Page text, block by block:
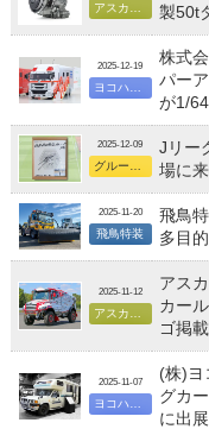
製50t
2025-12-19
株式
パー
が1/
2025-12-09
Jリー
場に
2025-11-20
飛鳥特装
飛鳥
多目
2025-11-12
アス
カー
ゴ掲載
2025-11-07
(株)ヨ
グカ
に出